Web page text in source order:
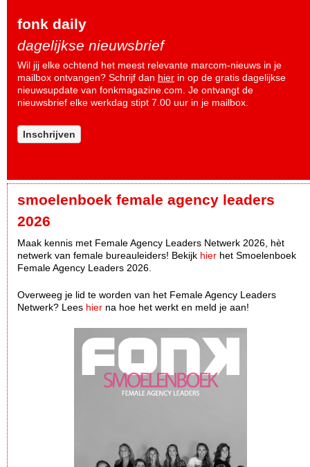
fonk daily
dagelijkse nieuwsbrief
Wil jij elke ochtend het meest relevante marcom-nieuws in je
mailbox ontvangen? Schrijf dan hier in op de gratis dagelijkse
nieuwsupdate van fonkmagazine.com. Je ontvangt de
nieuwsbrief elke werkdag stipt 7.00 uur in je mailbox.
Inschrijven
smoelenboek female agency leaders
2026
Maak kennis met Female Agency Leaders Netwerk 2026, hèt
netwerk van female bureauleiders! Bekijk hier het Smoelenboek
Female Agency Leaders 2026.
Overweeg je lid te worden van het Female Agency Leaders
Netwerk? Lees hier na hoe het werkt en meld je aan!